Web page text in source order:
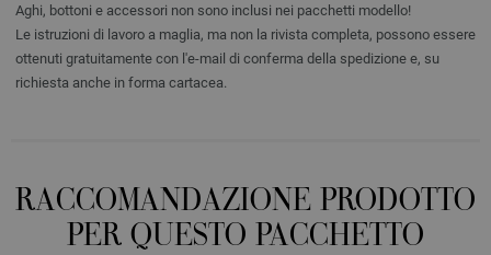
Aghi, bottoni e accessori non sono inclusi nei pacchetti modello!
Le istruzioni di lavoro a maglia, ma non la rivista completa, possono essere
ottenuti gratuitamente con l'e-mail di conferma della spedizione e, su
richiesta anche in forma cartacea.
RACCOMANDAZIONE PRODOTTO
PER QUESTO PACCHETTO